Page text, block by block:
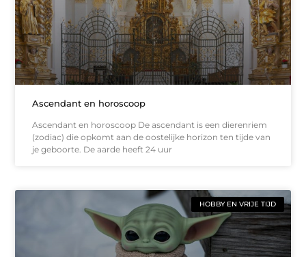
Ascendant en horoscoop
Ascendant en horoscoop De ascendant is een dierenriem
(zodiac) die opkomt aan de oostelijke horizon ten tijde van
je geboorte. De aarde heeft 24 uur
HOBBY EN VRIJE TIJD